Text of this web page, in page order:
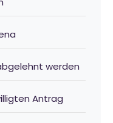
werden
Antrag